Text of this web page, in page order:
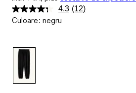
4.3 Citiți
(12)
Culoare: negru